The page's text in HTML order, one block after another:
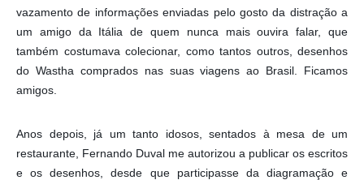
vazamento de informações enviadas pelo gosto da distração a
um amigo da Itália de quem nunca mais ouvira falar, que
também costumava colecionar, como tantos outros, desenhos
do Wastha comprados nas suas viagens ao Brasil. Ficamos
amigos.
Anos depois, já um tanto idosos, sentados à mesa de um
restaurante, Fernando Duval me autorizou a publicar os escritos
e os desenhos, desde que participasse da diagramação e